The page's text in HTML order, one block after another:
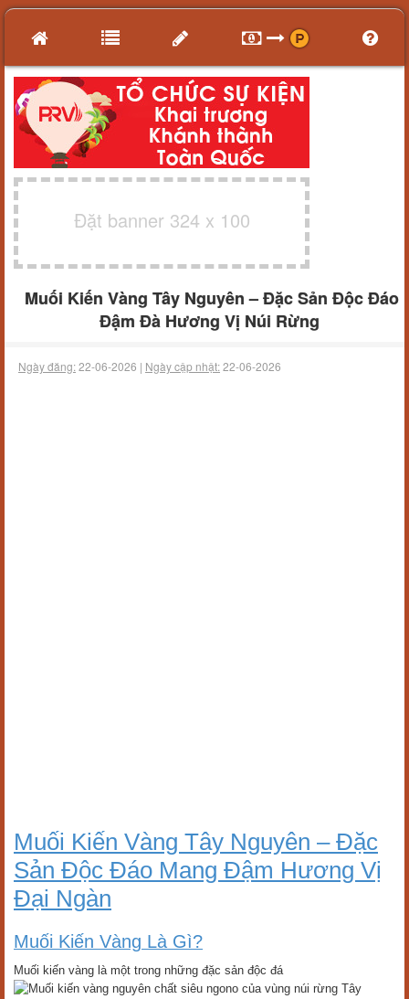
Đặt banner 324 x 100
Muối Kiến Vàng Tây Nguyên – Đặc Sản Độc Đáo
Đậm Đà Hương Vị Núi Rừng
Ngày đăng:22-06-2026 | Ngày cập nhật:22-06-2026
Muối Kiến Vàng Tây Nguyên – Đặc
Sản Độc Đáo Mang Đậm Hương Vị
Đại Ngàn
Muối Kiến Vàng Là Gì?
Muối kiến vàng là một trong những đặc sản độc đá
o của vùng núi rừng Tây